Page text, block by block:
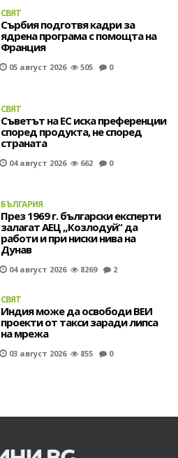
СВЯТ
Сърбия подготвя кадри за
ядрена програма с помощта на
Франция
05 август 2026 505 0
СВЯТ
Съветът на ЕС иска преференции
според продукта, не според
страната
04 август 2026 662 0
БЪЛГАРИЯ
През 1969 г. български експерти
залагат АЕЦ „Козлодуй“ да
работи и при ниски нива на
Дунав
04 август 2026 8269 2
СВЯТ
Индия може да освободи ВЕИ
проекти от такси заради липса
на мрежа
03 август 2026 855 0